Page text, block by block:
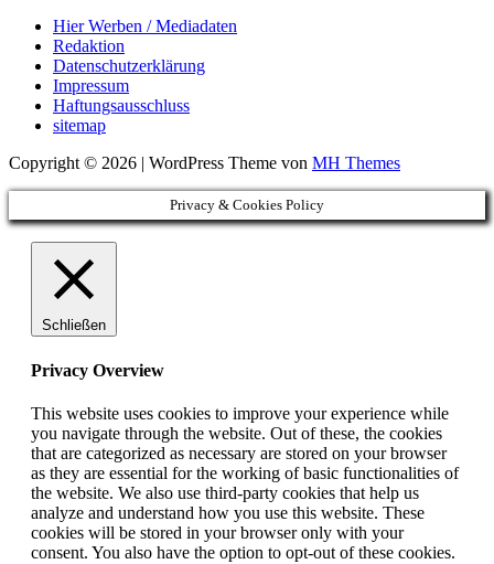
Hier Werben / Mediadaten
Redaktion
Datenschutzerklärung
Impressum
Haftungsausschluss
sitemap
Copyright © 2026 | WordPress Theme von MH Themes
Privacy & Cookies Policy
Schließen
Privacy Overview
This website uses cookies to improve your experience while
you navigate through the website. Out of these, the cookies
that are categorized as necessary are stored on your browser
as they are essential for the working of basic functionalities of
the website. We also use third-party cookies that help us
analyze and understand how you use this website. These
cookies will be stored in your browser only with your
consent. You also have the option to opt-out of these cookies.